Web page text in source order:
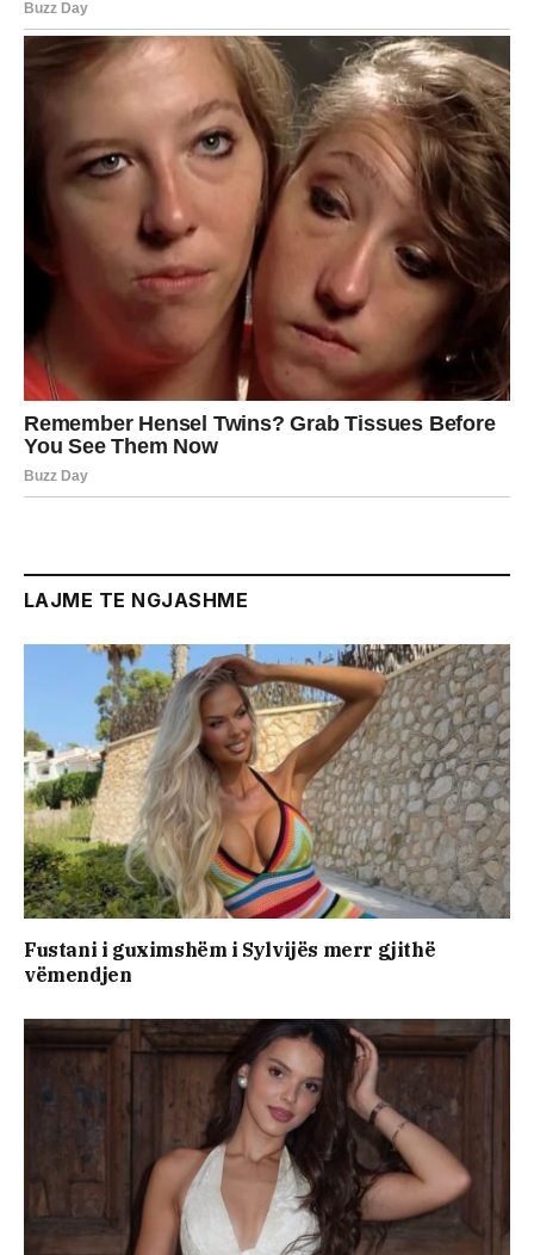
LAJME TE NGJASHME
Fustani i guximshëm i Sylvijës merr gjithë
vëmendjen